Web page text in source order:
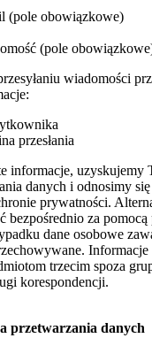
(pole obowiązkowe)
(pole
wiadomości
przesłania
informacje, uzyskujemy
danych i odnosimy
prywatności.
bezpośrednio za pomocą
dane osobowe
Informacje
trzecim spoza
korespondencji.
przetwarzania danych